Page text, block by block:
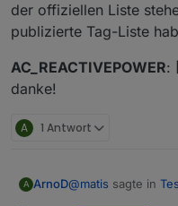
der offiziellen Liste
publizierte Tag-Liste
AC_REACTIVEPOWER:
danke!
A 1 Antwort
A ArnoD@matis sagte in